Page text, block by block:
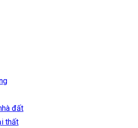
đất
thất